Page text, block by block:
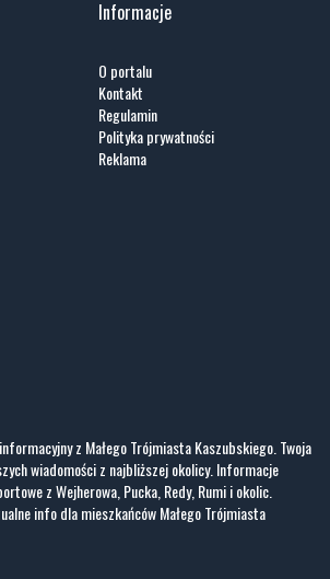
Kontakt
Reklama
z Małego Trójmiasta Kaszubskiego. Twoja
wiadomości z najbliższej okolicy. Informacje
z Wejherowa, Pucka, Redy, Rumi i okolic.
info dla mieszkańców Małego Trójmiasta